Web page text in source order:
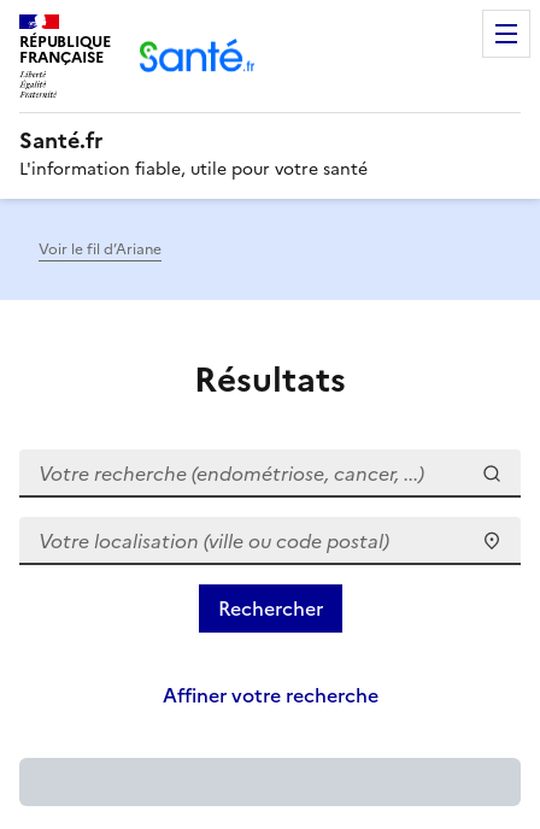
RÉPUBLIQUE
FRANÇAISE
Santé.fr
L'information fiable, utile pour votre santé
Voir le fil d’Ariane
Résultats
Votre recherche (endométriose, cancer, ...)
Votre localisation (ville ou code postal)
Affiner votre recherche